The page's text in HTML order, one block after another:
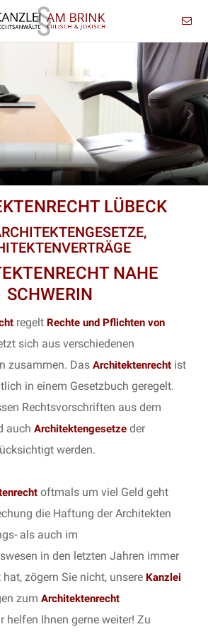
LÜBECK
NAHE
SCHWERIN
regelt Rechte und Pflichten von
sich aus verschiedenen
zusammen. Das Architektenrecht ist
in einem Gesetzbuch geregelt.
Rechtsvorschriften aus dem
auch Architektengesetze der
werden.
oftmals um viel Geld geht
die Haftung der Architekten
als auch im
in den letzten Jahren immer
zögern Sie nicht, unsere Kanzlei
zum Architektenrecht
helfen Ihnen gerne weiter! Zu